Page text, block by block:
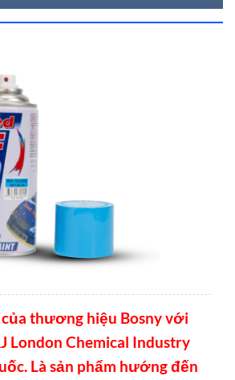
thương hiệu Bosny với
London Chemical Industry
Là sản phẩm hướng đến